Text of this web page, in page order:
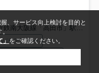
鉄南大阪線「高田市」駅 徒歩15分
バリアフリー
シューズクロゼット
、サービス向上検討を目的と
。
」 をご確認ください。